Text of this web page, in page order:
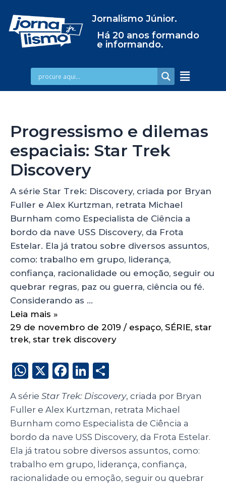
Jornalismo Júnior.
Há 20 anos formando
e informando.
Progressismo e dilemas
espaciais: Star Trek
Discovery
A série Star Trek: Discovery, criada por Bryan
Fuller e Alex Kurtzman, retrata Michael
Burnham como Especialista de Ciência a
bordo da nave USS Discovery, da Frota
Estelar. Ela já tratou sobre diversos assuntos,
como: trabalho em grupo, liderança,
confiança, racionalidade ou emoção, seguir ou
quebrar regras, paz ou guerra, ciência ou fé.
Considerando as …
Leia mais »
29 de novembro de 2019 / espaço, SÉRIE, star
trek, star trek discovery
W
a
ts
A
p
p
X
F
c
e
b
o
o
Li
k
e
dI
n
a
re
A série Star Trek: Discovery, criada por Bryan
Fuller e Alex Kurtzman, retrata Michael
Burnham como Especialista de Ciência a
bordo da nave USS Discovery, da Frota Estelar.
Ela já tratou sobre diversos assuntos, como:
trabalho em grupo, liderança, confiança,
racionalidade ou emoção, seguir ou quebrar